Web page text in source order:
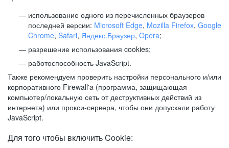
использование одного из перечисленных браузеров
последней версии: Microsoft Edge, Mozilla Firefox, Google
Chrome, Safari, Яндекс.Браузер, Opera;
разрешение использования cookies;
работоспособность JavaScript.
Также рекомендуем проверить настройки персонального и/или
корпоративного Firewall'a (программа, защищающая
компьютер/локальную сеть от деструктивных действий из
интернета) или прокси-сервера, чтобы они допускали работу
JavaScript.
Для того чтобы включить Cookie: